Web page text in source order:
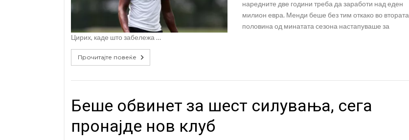
наредните две години треба да заработи над еден
милион евра. Менди беше без тим откако во втората
половина од минатата сезона настапуваше за
Цирих, каде што забележа …
Прочитајте повеќе
Беше обвинет за шест силувања, сега
пронајде нов клуб